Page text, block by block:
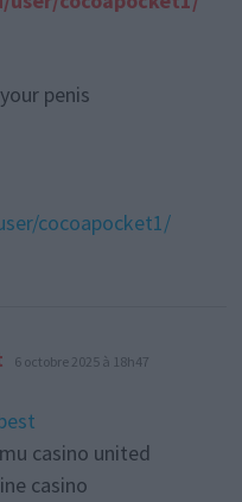
penis
cocoapocket1/
dit :
6 octobre 2025 à 18h47
casino united
casino